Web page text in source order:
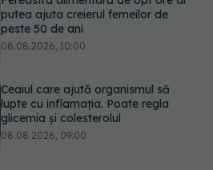
putea ajuta creierul femeilor de
peste 50 de ani
08.08.2026, 10:00
Ceaiul care ajută organismul să
lupte cu inflamația. Poate regla
glicemia și colesterolul
08.08.2026, 09:00